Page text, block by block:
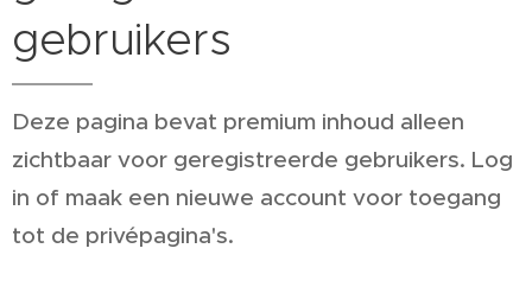
gebruikers
Deze pagina bevat premium inhoud alleen
zichtbaar voor geregistreerde gebruikers. Log
in of maak een nieuwe account voor toegang
tot de privépagina's.